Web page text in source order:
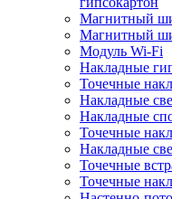
Магнитный
Магнитный
Модуль Wi-Fi
Накладные
Точечные
Накладные
Накладные
Точечные
Накладные
Точечные
Точечные